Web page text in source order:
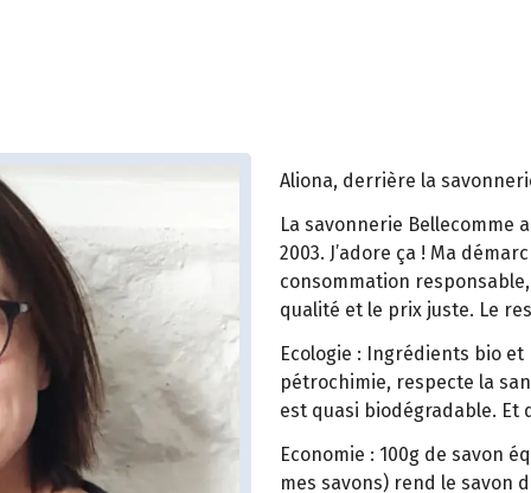
Aliona, derrière la
La savonnerie Bellecomme
2003. J’adore ça ! Ma
consommation
qualité et le prix juste. Le
Ecologie : Ingrédients bio
pétrochimie, respecte la
est quasi biodégradable. Et
Economie : 100g de savon
mes savons) rend le savon